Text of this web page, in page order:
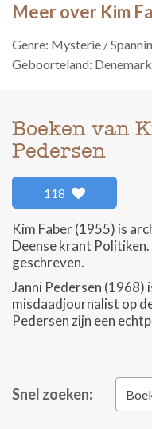
Meer over Kim
Genre: Mysterie /
Geboorteland:
Boeken van
Pedersen
118
Kim Faber (1955) is
Deense krant
geschreven.
Janni Pedersen (1968)
misdaadjournalist op
Pedersen zijn een
Snel zoeken: